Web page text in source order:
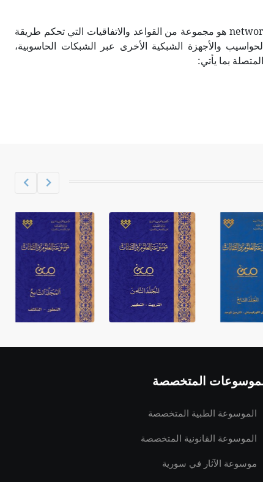
بروتوكول الشبكات network protocol هو مجموعة من القواعد والاتفاقيات التي تحكم طريقة
والأجهزة الشبكية الأخرى عبر الشبكات الحاسوبية،
بما يأتي:
المتخصصة
الموسوعة الطبية المتخصصة
الموسوعة القانونية المتخصصة
موسوعة الآثار في سورية